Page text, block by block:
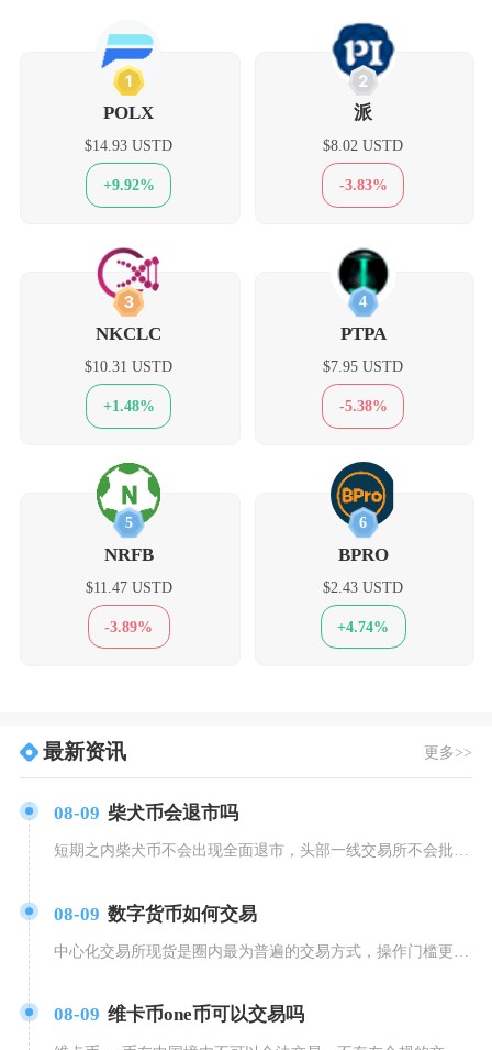
1
POLX
$14.93 USTD
+9.92%
2
派
$8.02 USTD
-3.83%
3
NKCLC
$10.31 USTD
+1.48%
4
PTPA
$7.95 USTD
-5.38%
5
NRFB
$11.47 USTD
-3.89%
6
BPRO
$2.43 USTD
+4.74%
最新资讯 更多>>
08-09 柴犬币会退市吗
短期之内柴犬币不会出现全面退市，头部一线交易所不会批量下架SHIB，仅少数中小二线交易所有
08-09 数字货币如何交易
08-09 维卡币one币可以交易吗